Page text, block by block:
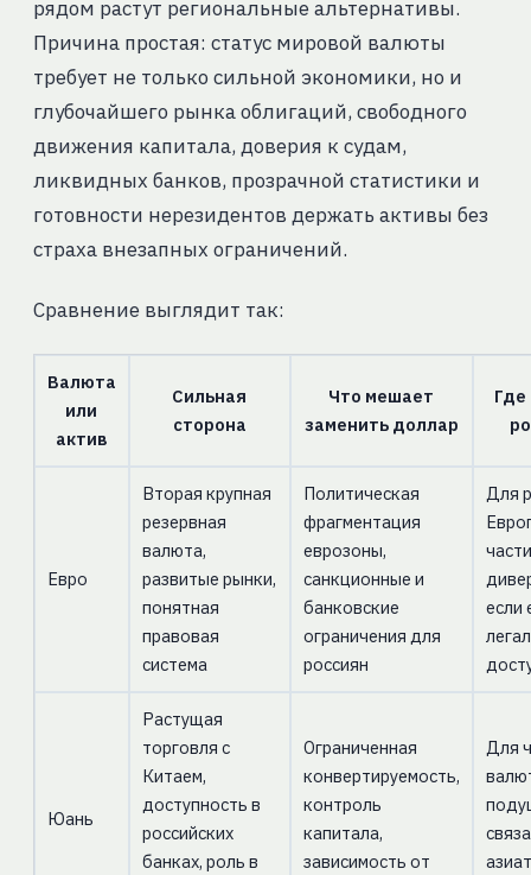
рядом растут региональные альтернативы.
Причина простая: статус мировой валюты
требует не только сильной экономики, но и
глубочайшего рынка облигаций, свободного
движения капитала, доверия к судам,
ликвидных банков, прозрачной статистики и
готовности нерезидентов держать активы без
страха внезапных ограничений.
Сравнение выглядит так:
Валюта
или
актив
Сильная
сторона
Что мешает
заменить доллар
Евро
Вторая крупная
резервная
валюта,
развитые рынки,
понятная
правовая
система
Политическая
фрагментация
еврозоны,
санкционные и
банковские
ограничения для
россиян
Для
если
Юань
Растущая
торговля с
Китаем,
доступность в
российских
банках, роль в
Ограниченная
конвертируемость,
контроль
капитала,
зависимость от
Для